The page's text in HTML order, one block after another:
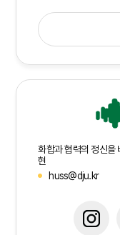
화합과 협력의 정신을
현
huss@dju.kr